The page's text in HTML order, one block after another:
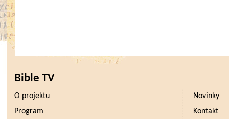
Bible TV
O projektu
Novinky
Program
Kontakt